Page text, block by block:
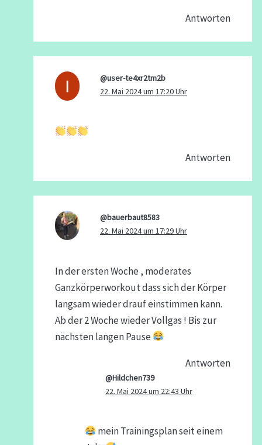
Antworten
@user-te4xr2tm2b
22. Mai 2024 um 17:20 Uhr
Antworten
@bauerbaut8583
22. Mai 2024 um 17:29 Uhr
In der ersten Woche , moderates
Ganzkörperworkout dass sich der Körper
langsam wieder drauf einstimmen kann.
Ab der 2 Woche wieder Vollgas ! Bis zur
nächsten langen Pause
Antworten
@Hildchen739
22. Mai 2024 um 22:43 Uhr
mein Trainingsplan seit einem